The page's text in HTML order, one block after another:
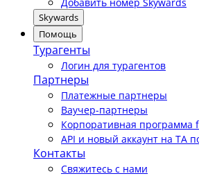
Skywards
Помощь
Турагенты
Логин для турагентов
Партнеры
Платежные партнеры
Ваучер-партнеры
Корпоративная программа
API и новый аккаунт на TA
Контакты
Свяжитесь с нами